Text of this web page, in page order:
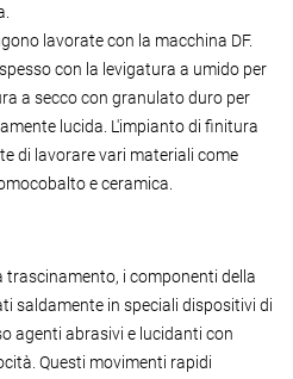
lavorate con la macchina DF.
con la levigatura a umido per
a secco con granulato duro per
lucida. L'impianto di finitura
di lavorare vari materiali come
e ceramica.
trascinamento, i componenti della
saldamente in speciali dispositivi di
agenti abrasivi e lucidanti con
Questi movimenti rapidi